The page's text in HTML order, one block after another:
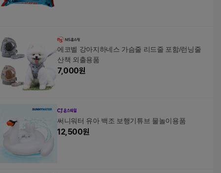
에코벨 강아지하네스 가슴줄 리드줄 포함/런닝줄
산책 외출용품
7,000원
써니워터 유아 백조 보행기튜브 물놀이용품
12,500원